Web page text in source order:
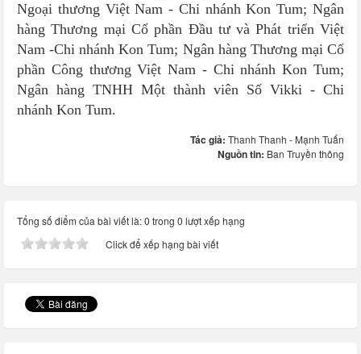
Ngoại thương Việt Nam - Chi nhánh Kon Tum; Ngân
hàng Thương mại Cổ phần Đầu tư và Phát triển Việt
Nam -Chi nhánh Kon Tum; Ngân hàng Thương mại Cổ
phần Công thương Việt Nam - Chi nhánh Kon Tum;
Ngân hàng TNHH Một thành viên Số Vikki - Chi
nhánh Kon Tum.
Tác giả: Thanh Thanh - Mạnh Tuấn
Nguồn tin: Ban Truyền thông
Tổng số điểm của bài viết là: 0 trong 0 lượt xếp hạng
Click để xếp hạng bài viết